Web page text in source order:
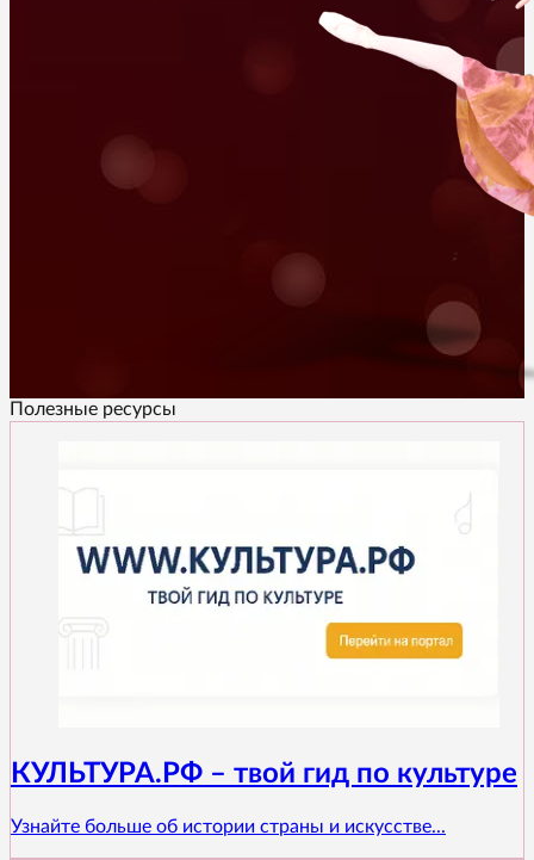
Полезные ресурсы
КУЛЬТУРА.РФ – твой гид по культуре
Узнайте больше об истории страны и искусстве...